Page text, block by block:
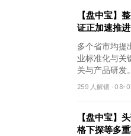
【盘中宝】
证正加速推
多个省市均提
业标准化与关
关与产品研发。
259 人解锁 ·08-
【盘中宝】
格下探等多